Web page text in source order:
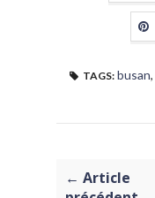
TAGS: busan,
← Article